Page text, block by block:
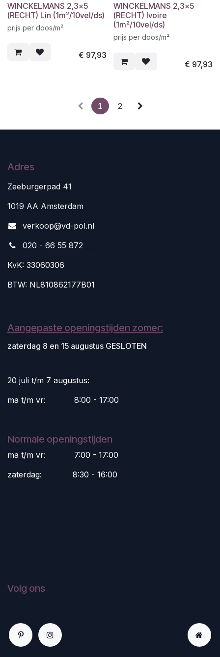
WINCKELMANS 2,3x5
(RECHT) Lin (1m²/10vel/ds)
prijs per doos/m²
€ 97,93
WINCKELMANS 2,3x5
(RECHT) Ivoire
(1m²/10vel/ds)
prijs per doos/m²
€ 97,93
1 2
Adres
Zeeburgerpad 41
1019 AA Amsterdam
verkoop@vd-pol.nl
020 - 66 55 872
KvK: 33060306
BTW: NL810862177B01
Aangepaste openingstijden zomer:
zaterdag 8 en 15 augustus GESLOTEN
20 juli t/m 7 augustus:
ma t/m vr:
​8:00 - 17:00
Normale openingstijden
ma t/m vr:
​7:00 - 17:00
zaterdag:
​8:30 - 16:00
Volg ons